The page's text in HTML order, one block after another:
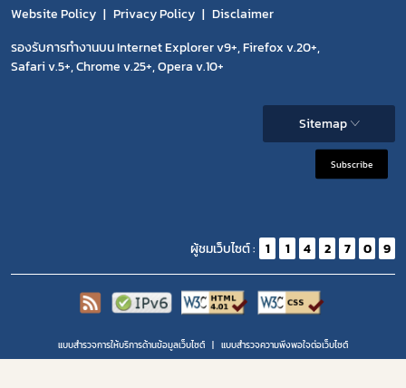
Website Policy
Privacy Policy
Disclaimer
รองรับการทำงานบน Internet Explorer v9+, Firefox v.20+,
Safari v.5+, Chrome v.25+, Opera v.10+
Sitemap
Subscribe
ผู้ชมเว็บไซต์ : 1 1 4 2 7 0 9
แบบสำรวจการให้บริการด้านข้อมูลเว็บไซต์ แบบสำรวจความพีงพอใจต่อเว็บไซต์